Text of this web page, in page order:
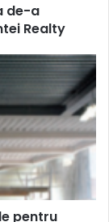
de-a
Realty
pentru